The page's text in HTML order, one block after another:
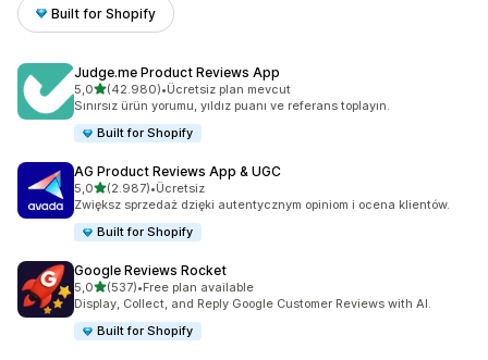
Built for Shopify
Judge.me Product Reviews App
5,05 yıldız üzerinden
(42.980)
toplam 42980 değerlendirme
•Ücretsiz plan mevcut
Sınırsız ürün yorumu, yıldız puanı ve referans toplayın.
Built for Shopify
AG Product Reviews App & UGC
5,05 yıldız üzerinden
(2.987)
toplam 2987 değerlendirme
•Ücretsiz
Zwiększ sprzedaż dzięki autentycznym opiniom i ocena klientów.
Built for Shopify
Google Reviews Rocket
5,05 yıldız üzerinden
(537)
toplam 537 değerlendirme
•Free plan available
Display, Collect, and Reply Google Customer Reviews with AI.
Built for Shopify